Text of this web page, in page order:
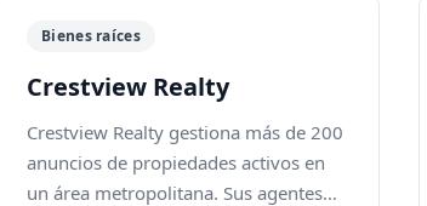
Bienes raíces
Crestview Realty
Crestview Realty gestiona más de 200
anuncios de propiedades activos en
un área metropolitana. Sus agentes